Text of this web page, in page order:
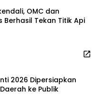
OMC dan
Tekan Titik Api
2026 Dipersiapkan
ke Publik